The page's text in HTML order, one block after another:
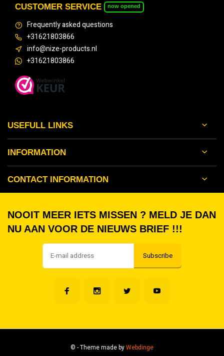
CUSTOMER SERVICE now opened
Frequently asked questions
+31621803866
info@nize-products.nl
+31621803866
USEFULL LINKS
INFORMATION
CONTACT INFORMATION
NOOIT MEER IETS MISSEN ? MELD JE DAN
NU AAN VOOR DE NIEUWS BRIEF !!!
Subscribe
© - Theme made byWebdinge